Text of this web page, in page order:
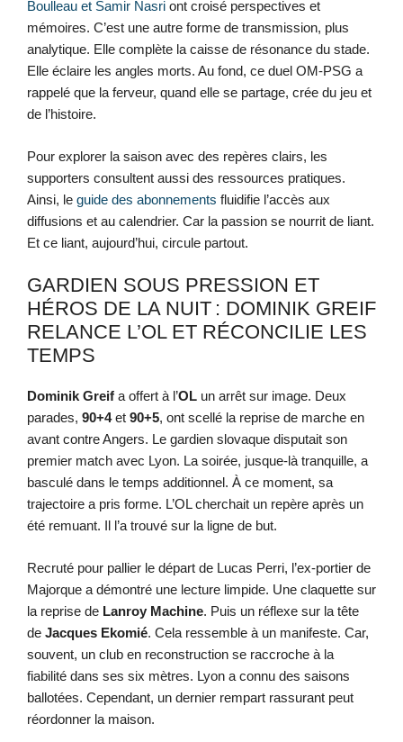
Boulleau et Samir Nasri ont croisé perspectives et
mémoires. C’est une autre forme de transmission, plus
analytique. Elle complète la caisse de résonance du stade.
Elle éclaire les angles morts. Au fond, ce duel OM-PSG a
rappelé que la ferveur, quand elle se partage, crée du jeu et
de l’histoire.
Pour explorer la saison avec des repères clairs, les
supporters consultent aussi des ressources pratiques.
Ainsi, le guide des abonnements fluidifie l’accès aux
diffusions et au calendrier. Car la passion se nourrit de liant.
Et ce liant, aujourd’hui, circule partout.
GARDIEN SOUS PRESSION ET
HÉROS DE LA NUIT : DOMINIK GREIF
RELANCE L’OL ET RÉCONCILIE LES
TEMPS
Dominik Greif a offert à l’OL un arrêt sur image. Deux
parades, 90+4et 90+5, ont scellé la reprise de marche en
avant contre Angers. Le gardien slovaque disputait son
premier match avec Lyon. La soirée, jusque-là tranquille, a
basculé dans le temps additionnel. À ce moment, sa
trajectoire a pris forme. L’OL cherchait un repère après un
été remuant. Il l’a trouvé sur la ligne de but.
Recruté pour pallier le départ de Lucas Perri, l’ex-portier de
Majorque a démontré une lecture limpide. Une claquette sur
la reprise de Lanroy Machine. Puis un réflexe sur la tête
de Jacques Ekomié. Cela ressemble à un manifeste. Car,
souvent, un club en reconstruction se raccroche à la
fiabilité dans ses six mètres. Lyon a connu des saisons
ballotées. Cependant, un dernier rempart rassurant peut
réordonner la maison.